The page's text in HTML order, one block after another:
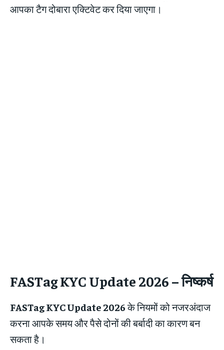
आपका टैग दोबारा एक्टिवेट कर दिया जाएगा।
FASTag KYC Update 2026 –निष्कर्ष
FASTag KYC Update 2026के नियमों को नजरअंदाज
करना आपके समय और पैसे दोनों की बर्बादी का कारण बन
सकता है।